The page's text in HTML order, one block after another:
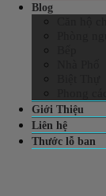
Blog
Giới Thiệu
Liên hệ
Thước lỗ ban